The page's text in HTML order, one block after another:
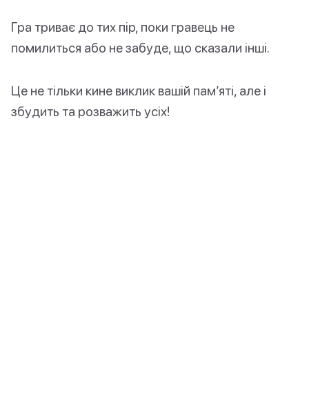
Гра триває до тих пір, поки гравець не
помилиться або не забуде, що сказали інші.
Це не тільки кине виклик вашій пам’яті, але і
збудить та розважить усіх!